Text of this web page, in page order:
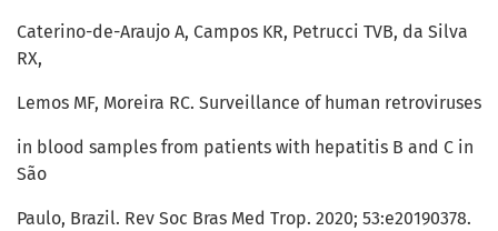
Caterino-de-Araujo A, Campos KR, Petrucci TVB, da Silva
RX,
Lemos MF, Moreira RC. Surveillance of human retroviruses
in blood samples from patients with hepatitis B and C in
São
Paulo, Brazil. Rev Soc Bras Med Trop. 2020; 53:e20190378.